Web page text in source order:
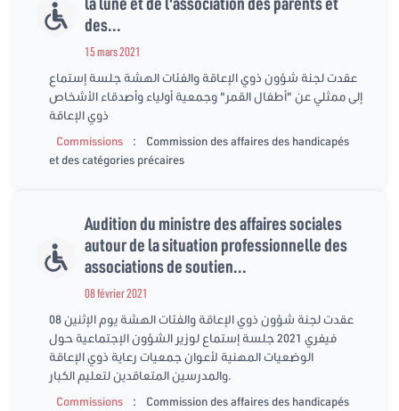
des...
15 mars 2021
عقدت لجنة شؤون ذوي الإعاقة والفئات الهشة جلسة إستماع
إلى ممثلي عن "أطفال القمر" وجمعية أولياء وأصدقاء الأشخاص
ذوي الإعاقة
Commissions
:
Commission des affaires des handicapés
et des catégories précaires
Audition du ministre des affaires sociales
autour de la situation professionnelle des
associations de soutien...
08 février 2021
عقدت لجنة شؤون ذوي الإعاقة والفئات الهشة يوم الإثنين 08
فيفري 2021 جلسة إستماع لوزير الشؤون الإجتماعية حول
الوضعيات المهنية لأعوان جمعيات رعاية ذوي الإعاقة
والمدرسين المتعاقدين لتعليم الكبار.
Commissions
:
Commission des affaires des handicapés